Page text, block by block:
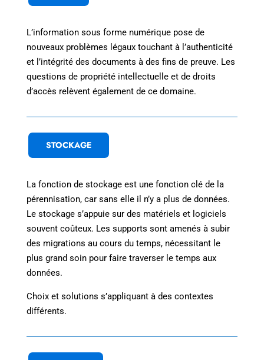
L’information sous forme numérique pose de
nouveaux problèmes légaux touchant à l’authenticité
et l’intégrité des documents à des fins de preuve. Les
questions de propriété intellectuelle et de droits
d’accès relèvent également de ce domaine.
STOCKAGE
La fonction de stockage est une fonction clé de la
pérennisation, car sans elle il n’y a plus de données.
Le stockage s’appuie sur des matériels et logiciels
souvent coûteux. Les supports sont amenés à subir
des migrations au cours du temps, nécessitant le
plus grand soin pour faire traverser le temps aux
données.
Choix et solutions s’appliquant à des contextes
différents.